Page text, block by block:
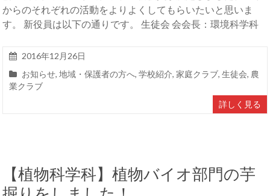
からのそれぞれの活動をよりよくしてもらいたいと思いま
す。 新役員は以下の通りです。 生徒会 会会長：環境科学科
2016年12月26日
お知らせ,地域・保護者の方へ,学校紹介,家庭クラブ,生徒会, 農
業クラブ
詳しく見る
【植物科学科】植物バイオ部門の芋